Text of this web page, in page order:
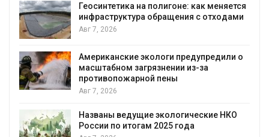
Геосинтетика на полигоне: как меняется
инфраструктура обращения с отходами
Авг 7, 2026
Американские экологи предупредили о
масштабном загрязнении из-за
противопожарной пены
Авг 7, 2026
Названы ведущие экологические НКО
России по итогам 2025 года